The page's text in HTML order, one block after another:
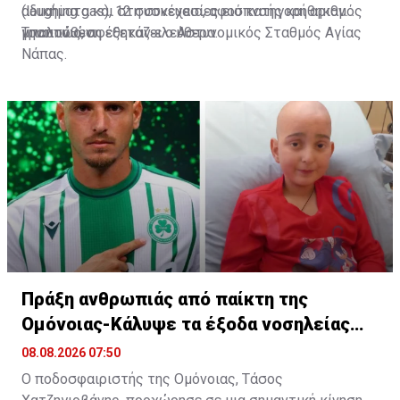
(laughing gas), 12 συσκευασίες εισπνοής και αριθμός
μπαλονιών.
αδικήματα και στη συνέχεια, αφού κατηγορήθηκαν
γραπτώς, αφέθηκαν ελεύθερα.
Την υπόθεση εξετάζει ο Αστυνομικός Σταθμός Αγίας
Νάπας.
Πράξη ανθρωπιάς από παίκτη της
Ομόνοιας-Κάλυψε τα έξοδα νοσηλείας
παιδιού
08.08.2026 07:50
Ο ποδοσφαιριστής της Ομόνοιας, Τάσος